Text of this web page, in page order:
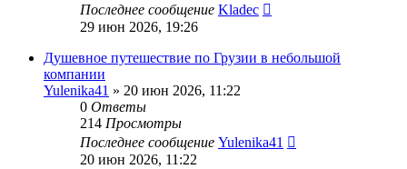
Последнее сообщение Kladec
29 июн 2026, 19:26
Душевное путешествие по Грузии в небольшой
компании
Yulenika41 » 20 июн 2026, 11:22
0 Ответы
214 Просмотры
Последнее сообщение Yulenika41
20 июн 2026, 11:22